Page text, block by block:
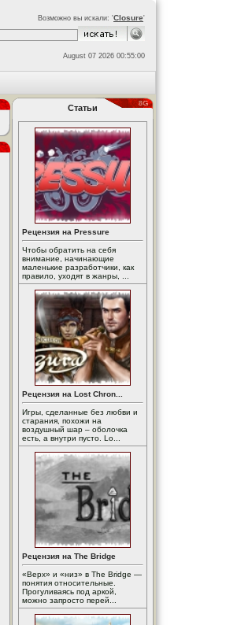
Возможно вы искали: 'Closure'
August 07 2026 00:55:00
Статьи
Рецензия на Pressure
Чтобы обратить на себя
внимание, начинающие
маленькие разработчики, как
правило, уходят в жанры, ...
Рецензия на Lost Chron...
Игры, сделанные без любви и
старания, похожи на
воздушный шар – оболочка
есть, а внутри пусто. Lo...
Рецензия на The Bridge
«Верх» и «низ» в The Bridge —
понятия относительные.
Прогуливаясь под аркой,
можно запросто перей...